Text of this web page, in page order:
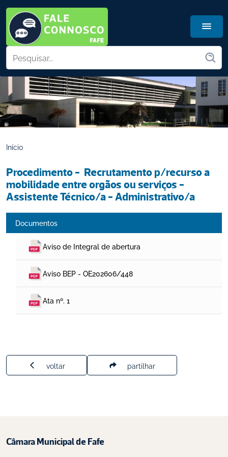
Início
Procedimento -  Recrutamento p/recurso a
mobilidade entre orgãos ou serviços -
Assistente Técnico/a - Administrativo/a
Documentos
Aviso de Integral de abertura
Aviso BEP - OE202606/448
Ata nº. 1
voltar partilhar
Câmara Municipal de Fafe